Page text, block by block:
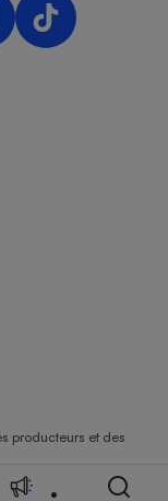
producteurs et des